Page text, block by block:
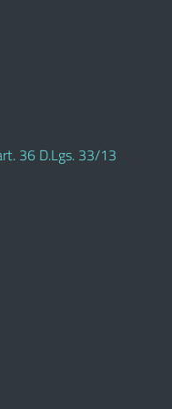
36 D.Lgs. 33/13